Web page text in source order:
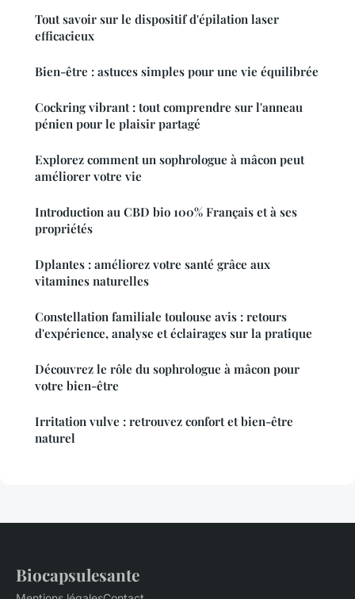
Tout savoir sur le dispositif d'épilation laser
efficacieux
Bien-être : astuces simples pour une vie équilibrée
Cockring vibrant : tout comprendre sur l'anneau
pénien pour le plaisir partagé
Explorez comment un sophrologue à mâcon peut
améliorer votre vie
Introduction au CBD bio 100% Français et à ses
propriétés
Dplantes : améliorez votre santé grâce aux
vitamines naturelles
Constellation familiale toulouse avis : retours
d'expérience, analyse et éclairages sur la pratique
Découvrez le rôle du sophrologue à mâcon pour
votre bien-être
Irritation vulve : retrouvez confort et bien-être
naturel
Biocapsulesante